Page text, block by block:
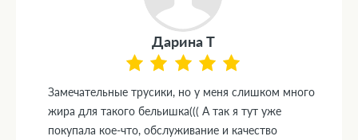
Дарина Т
Замечательные трусики, но у меня слишком много
жира для такого бельишка((( А так я тут уже
покупала кое-что, обслуживание и качество